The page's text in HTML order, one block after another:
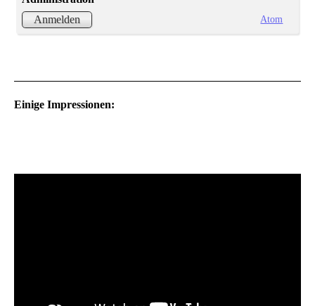
Anmelden
Atom
Einige Impressionen: